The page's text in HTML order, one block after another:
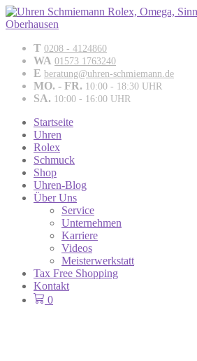
T 0208 - 4124860
WA 01573 1763240
E beratung@uhren-schmiemann.de
MO. - FR. 10:00 - 18:30 UHR
SA. 10:00 - 16:00 UHR
Startseite
Uhren
Rolex
Schmuck
Shop
Uhren-Blog
Über Uns
Service
Unternehmen
Karriere
Videos
Meisterwerkstatt
Tax Free Shopping
Kontakt
0